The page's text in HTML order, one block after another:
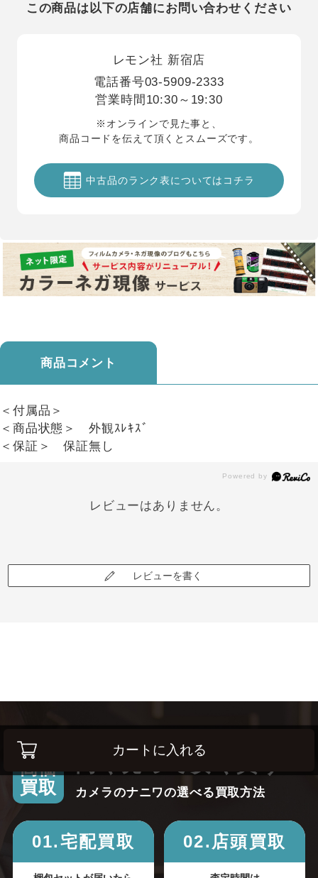
カートに入れる
この商品は以下の店舗にお問い合わせください
レモン社 新宿店
電話番号03-5909-2333
営業時間 10:30～19:30
※オンラインで見た事と、
商品コードを伝えて頂くとスムーズです。
中古品のランク表についてはコチラ
商品コメント
＜付属品＞
＜商品状態＞ 外観ｽﾚｷｽﾞ
＜保証＞ 保証無し
レビューはありません。
レビューを書く
高価
買取
高く売って安く買う！
カメラのナニワの選べる買取方法
01.宅配買取 02.店頭買取